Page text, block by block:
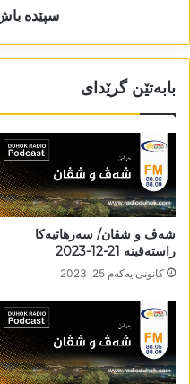
سپێدە باش 14-8-
بابەتێن گرێدای
شەڤ و شڤان/ سەرھاتیەکا
راستەقینە 21-12-2023
كانونی یه‌كه‌م 25, 2023